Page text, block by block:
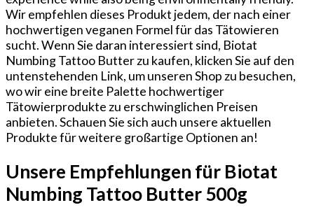
Wir empfehlen dieses Produkt jedem, der nach einer
hochwertigen veganen Formel für das Tätowieren
sucht. Wenn Sie daran interessiert sind, Biotat
Numbing Tattoo Butter zu kaufen, klicken Sie auf den
untenstehenden Link, um unseren Shop zu besuchen,
wo wir eine breite Palette hochwertiger
Tätowierprodukte zu erschwinglichen Preisen
anbieten. ‍Schauen Sie sich auch unsere aktuellen
Produkte für weitere großartige Optionen an!
Unsere Empfehlungen für Biotat
Numbing Tattoo Butter 500g